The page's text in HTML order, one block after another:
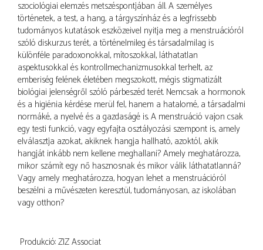
szociológiai elemzés metszéspontjában áll. A személyes
történetek, a test, a hang, a tárgyszínház és a legfrissebb
tudományos kutatások eszközeivel nyitja meg a menstruációról
szóló diskurzus terét, a történelmileg és társadalmilag is
különféle paradoxonokkal, mítoszokkal, láthatatlan
aspektusokkal és kontrollmechanizmusokkal terhelt, az
emberiség felének életében megszokott, mégis stigmatizált
biológiai jelenségről szóló párbeszéd terét. Nemcsak a hormonok
és a higiénia kérdése merül fel, hanem a hatalomé, a társadalmi
normáké, a nyelvé és a gazdaságé is. A menstruáció vajon csak
egy testi funkció, vagy egyfajta osztályozási szempont is, amely
elválasztja azokat, akiknek hangja hallható, azoktól, akik
hangját inkább nem kellene meghallani? Amely meghatározza,
mikor számít egy nő hasznosnak és mikor válik láthatatlanná?
Vagy amely meghatározza, hogyan lehet a menstruációról
beszélni a művészeten keresztül, tudományosan, az iskolában
vagy otthon?
Produkció: ZIZ Associat